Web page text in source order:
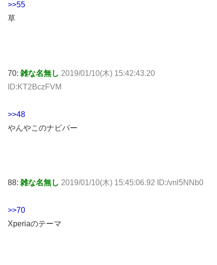
>>55
草
70: 雑な名無し 2019/01/10(木) 15:42:43.20
ID:KT2BczFVM
>>48
やんやこのナビバー
88: 雑な名無し 2019/01/10(木) 15:45:06.92 ID:/vnl5NNb0
>>70
Xperiaのテーマ